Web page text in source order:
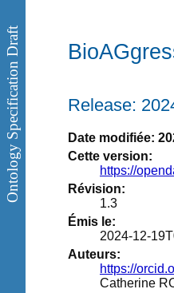
Release:
Date modifiée:
Cette version:
https://
Révision:
1.3
Émis le:
2024-12-
Auteurs:
https://
Catherine
Ontology Specification Draft